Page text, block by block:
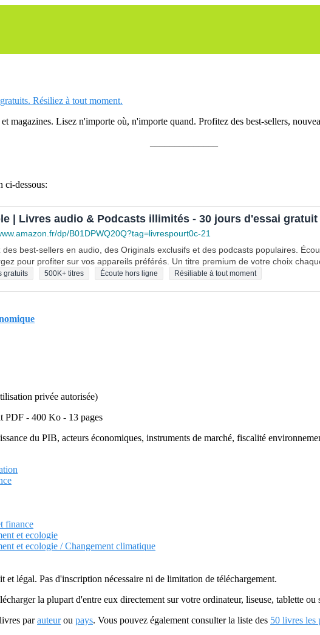
Résiliez à tout moment.
magazines. Lisez n'importe où, n'importe quand. Profitez des best-sellers,
ci-dessous:
| Livres audio & Podcasts illimités - 30 jours d'essai gratuit
dp/B01DPWQ20Q?tag=livrespourt0c-21
des best-sellers en audio, des Originals exclusifs et des podcasts populaires.
pour profiter sur vos appareils préférés. Un titre premium de votre choix
gratuits 500K+ titres Écoute hors ligne Résiliable à tout moment
privée autorisée)
PDF - 400 Ko - 13 pages
du PIB, acteurs économiques, instruments de marché, fiscalité
finance
et ecologie
et ecologie / Changement climatique
légal. Pas d'inscription nécessaire ni de limitation de téléchargement.
la plupart d'entre eux directement sur votre ordinateur, liseuse, tablette ou
parauteurou pays. Vous pouvez également consulter la liste des 50 livres les